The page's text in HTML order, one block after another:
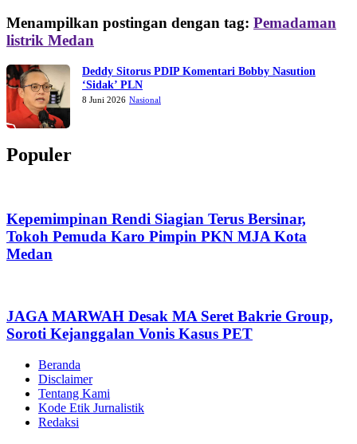
Menampilkan postingan dengan tag: Pemadaman
listrik Medan
Deddy Sitorus PDIP Komentari Bobby Nasution
‘Sidak’ PLN
8 Juni 2026 Nasional
Populer
Kepemimpinan Rendi Siagian Terus Bersinar,
Tokoh Pemuda Karo Pimpin PKN MJA Kota
Medan
JAGA MARWAH Desak MA Seret Bakrie Group,
Soroti Kejanggalan Vonis Kasus PET
Beranda
Disclaimer
Tentang Kami
Kode Etik Jurnalistik
Redaksi